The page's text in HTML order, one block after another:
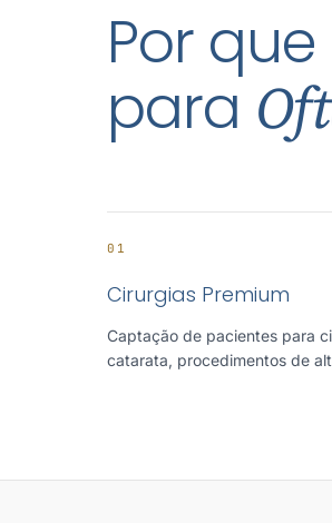
Por
para
01
Cirurgias Premium
Captação de pacientes para
catarata, procedimentos de